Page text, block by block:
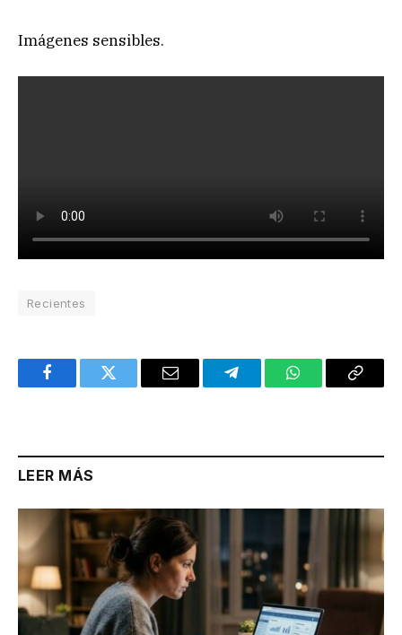
Imágenes sensibles.
Recientes
FacebookTwitter Email TelegramWhatsAppCopy
LEER MÁS